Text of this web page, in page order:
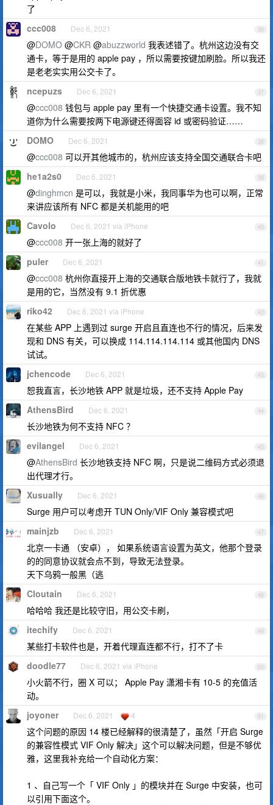
了
36
ccc008 Dec 6, 2021
@DOMO @CKR @abuzzworld 我表述错了。杭州这边没有交
通卡，等于是用的 apple pay ，所以需要按键加刷脸。所以我还
是老老实实用公交卡了。
37
ncepuzs Dec 6, 2021
@ccc008 钱包与 apple pay 里有一个快捷交通卡设置。我不知
道你为什么需要按两下电源键还得面容 id 或密码验证……
38
DOMO Dec 6, 2021
@ccc008 可以开其他城市的，杭州应该支持全国交通联合卡吧
39
he1a2s0 Dec 6, 2021
@dinghmcn 是可以，我就是小米，我同事华为也可以啊，正常
来讲应该所有 NFC 都是关机能用的吧
40
Cavolo Dec 6, 2021 via iPhone
@ccc008 开一张上海的就好了
41
puler Dec 6, 2021
@ccc008 杭州你直接开上海的交通联合版地铁卡就行了，我就
是用的它，当然没有 9.1 折优惠
42
riko42 Dec 6, 2021 via iPhone
在某些 APP 上遇到过 surge 开启且直连也不行的情况，后来发
现和 DNS 有关，可以换成 114.114.114.114 或其他国内 DNS
试试。
43
jchencode Dec 6, 2021
恕我直言，长沙地铁 APP 就是垃圾，还不支持 Apple Pay
44
AthensBird Dec 6, 2021
长沙地铁为何不支持 NFC ？
45
evilangel Dec 6, 2021
@AthensBird 长沙地铁支持 NFC 啊，只是说二维码方式必须退
出代理才行。
46
Xusually Dec 6, 2021
Surge 用户可以考虑开 TUN Only/VIF Only 兼容模式吧
47
mainjzb Dec 6, 2021
北京一卡通 （安卓）， 如果系统语言设置为英文，他那个登录
的的同意协议就会点不到，导致无法登录。
天下乌鸦一般黑（逃
48
Cloutain Dec 6, 2021
哈哈哈 我还是比较守旧，用公交卡刷，
49
itechify Dec 6, 2021
某些打卡软件也是，开着代理直连都不行，打不了卡
50
doodle77 Dec 6, 2021 via iPhone
小火箭不行，圈 X 可以； Apple Pay 潇湘卡有 10-5 的充值活
动。
51
joyoner Dec 6, 2021 4
这个问题的原因 14 楼已经解释的很清楚了，虽然「开启 Surge
的兼容性模式 VIF Only 解决」这个可以解决问题，但是不够优
雅，这里我补充给一个自动化方案：
1 、自己写一个「 VIF Only 」的模块并在 Surge 中安装，也可
以引用下面这个。